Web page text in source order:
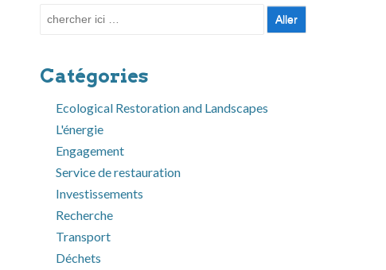
Recherche
Catégories
Ecological Restoration and Landscapes
L'énergie
Engagement
Service de restauration
Investissements
Recherche
Transport
Déchets